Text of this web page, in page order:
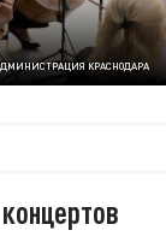
КРАСНОДАРА